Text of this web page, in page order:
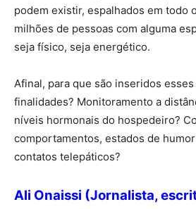
podem existir, espalhados em todo
milhões de pessoas com alguma
seja físico, seja energético.
Afinal, para que são inseridos
finalidades? Monitoramento a
níveis hormonais do hospedeiro?
comportamentos, estados de
contatos telepáticos?
Ali Onaissi (Jornalista,